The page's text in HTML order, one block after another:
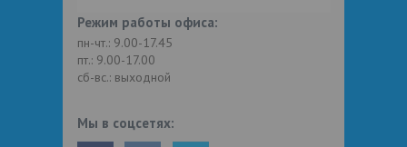
Режим работы офиса:
пн-чт.: 9.00-17.45
пт.: 9.00-17.00
сб-вс.: выходной
Мы в соцсетях: